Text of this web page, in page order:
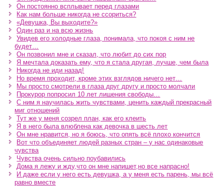
Он постоянно всплывает перед глазами
Как нам больше никогда не ссориться?
«Девушка, Вы выходите?»
Один раз и на всю жизнь
Увидев его холодные глаза, понимала, что покоя с ним не
будет…
Он позвонил мне и сказал, что любит до сих пор
Я мечтала доказать ему, что я стала другая, лучше, чем была
Никогда не иди назад!
Но время проходит, кроме этих взглядов ничего нет…
Мы просто смотрели в глаза друг другу и просто молчали
Прокурор попросил 10 лет лишения свободы…
С ним я научилась жить чувствами, ценить каждый прекрасный
миг отношений
Тут же у меня созрел план, как его клеить
Я в него была влюблена как девочка в шесть лет
Он мне нравится, но я боюсь, что опять всё плохо кончится
Вот что объединяет людей разных стран – у нас одинаковые
чувства
Чувства очень сильно поубавились
Дома я лежу и жду,что он мне напишет,но все напрасно!
И даже если у него есть девушка, а у меня есть парень, мы всё
равно вместе